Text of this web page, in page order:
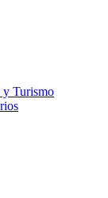
y Turismo